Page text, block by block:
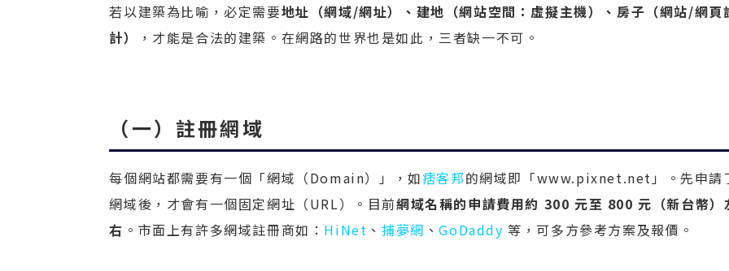
若以建築為比喻，必定需要地址（網域/網址）、建地（網站空間：虛擬主機）、房子（網站/網頁
計）
，才能是合法的建築。在網路的世界也是如此，三者缺一不可。
（一）註冊網域
每個網站都需要有一個「網域（Domain）」，如痞客邦的網域即「www.pixnet.net」。先申請
網域後，才會有一個固定網址（URL）。目前網域名稱的申請費用約 300 元至 800 元（新台幣）
右 。市面上有許多網域註冊商如： HiNet 、捕夢網 、GoDaddy 等，可多方參考方案及報價。